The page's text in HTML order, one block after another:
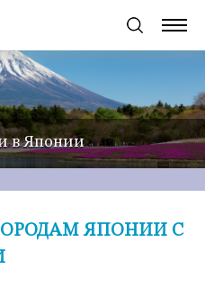
в Японии
ЯПОНИИ С